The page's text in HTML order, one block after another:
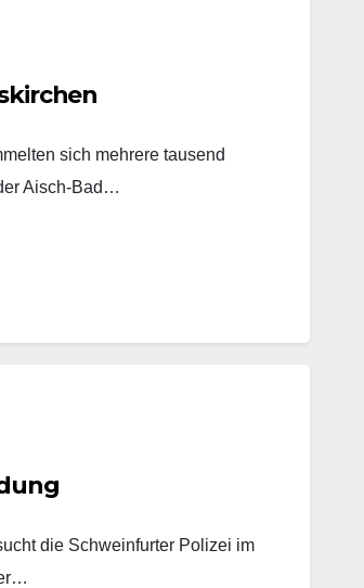
sich mehrere tausend
Aisch-Bad…
die Schweinfurter Polizei im